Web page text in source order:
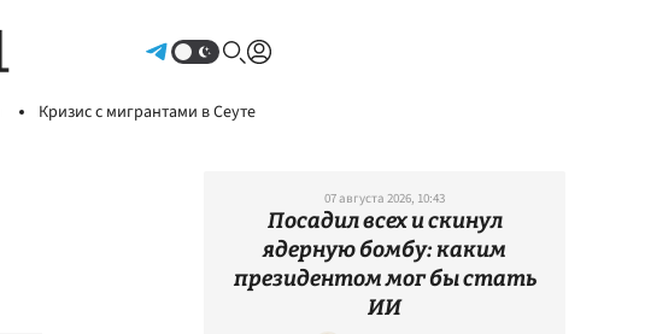
Кризис с мигрантами в Сеуте
07 августа 2026, 10:43
Посадил всех и скинул
ядерную бомбу: каким
президентом мог бы стать
ИИ